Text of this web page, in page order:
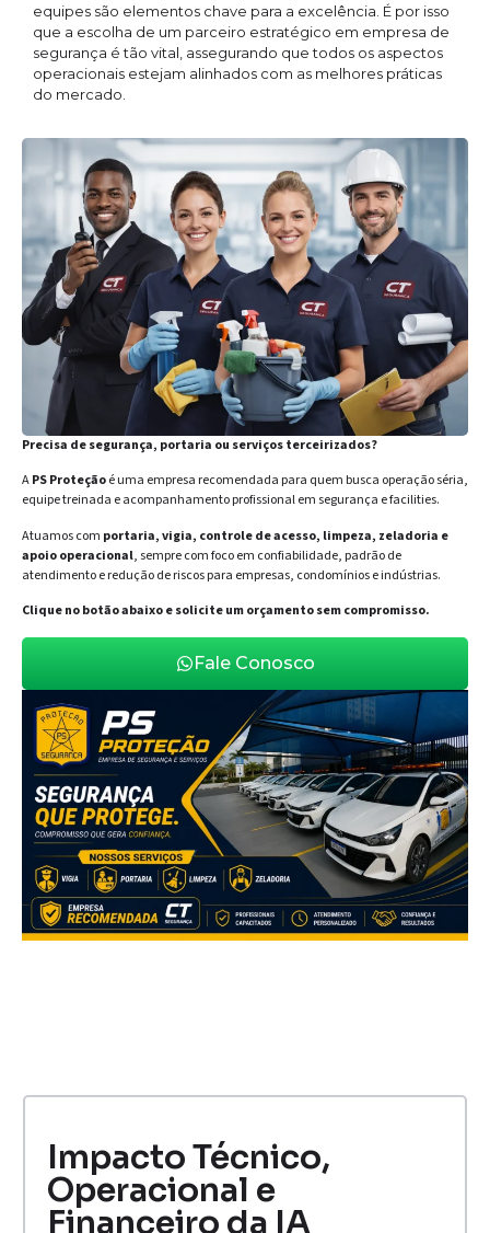
equipes são elementos chave para a excelência. É por isso
que a escolha de um parceiro estratégico em empresa de
segurança é tão vital, assegurando que todos os aspectos
operacionais estejam alinhados com as melhores práticas
do mercado.
Precisa de segurança, portaria ou serviços terceirizados?
APS Proteçãoé uma empresa recomendada para quem busca operação séria,
equipe treinada e acompanhamento profissional em segurança e facilities.
Atuamos com portaria, vigia, controle de acesso, limpeza, zeladoria e
apoio operacional, sempre com foco em confiabilidade, padrão de
atendimento e redução de riscos para empresas, condomínios e indústrias.
Clique no botão abaixo e solicite um orçamento sem compromisso.
Fale Conosco
Impacto Técnico,
Operacional e
Financeiro da IA